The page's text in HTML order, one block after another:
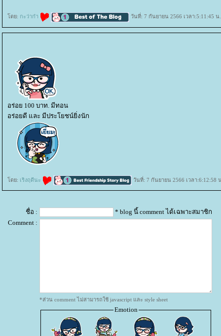
ดย: กะว่าก๋า วันที่: 7 กันยายน 2566 เวลา:5:11:45 น.
อร่อย 100 บาท. มีทอน
อร่อยดี และ มีประโยชน์ยิ่งนัก
ดย: เริงฤดีนะ วันที่: 7 กันยายน 2566 เวลา:6:12:58
ชื่อ :
* blog นี้ comment ได้เฉพาะสมาชิก
Comment :
*ส่วน comment ไม่สามารถใช้ javascript และ style sheet
Emotion